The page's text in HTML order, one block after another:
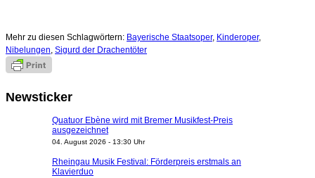
Mehr zu diesen Schlagwörtern: Bayerische Staatsoper, Kinderoper,
Nibelungen, Sigurd der Drachentöter
Newsticker
Quatuor Ebène wird mit Bremer Musikfest-Preis
ausgezeichnet
04. August 2026 - 13:30 Uhr
Rheingau Musik Festival: Förderpreis erstmals an
Klavierduo